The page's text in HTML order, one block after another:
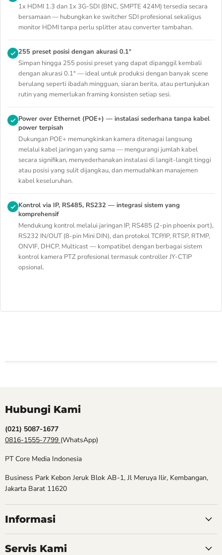
1x HDMI 1.3 dan 1x 3G-SDI (BNC, SMPTE 424M) tersedia secara
bersamaan — hubungkan ke switcher SDI profesional sekaligus
monitor HDMI tanpa perlu splitter atau converter tambahan.
255 preset posisi dengan akurasi 0.1°
Simpan hingga 255 posisi preset yang dapat dipanggil kembali
dengan akurasi 0.1° — ideal untuk produksi dengan banyak scene
berulang seperti ibadah mingguan, siaran berita, atau pertunjukan
rutin yang memerlukan framing konsisten setiap sesi.
Power over Ethernet (POE+) — instalasi sederhana tanpa kabel
power terpisah
Dukungan POE+ memungkinkan kamera ditenagai langsung
melalui kabel jaringan yang sama — mengurangi jumlah kabel
secara signifikan, menyederhanakan instalasi di langit-langit tinggi
atau posisi yang sulit dijangkau, dan memudahkan manajemen
kabel keseluruhan.
Kontrol via IP, RS485, RS232 — integrasi sistem yang
komprehensif
Mendukung kontrol melalui jaringan IP, RS485 (2-pin phoenix port),
RS232 IN/OUT (8-pin Mini DIN), dan protokol TCP/IP, RTSP, RTMP,
ONVIF, DHCP, Multicast — kompatibel dengan berbagai sistem
kontrol kamera PTZ profesional termasuk controller JY-CTIP
opsional.
Hubungi Kami
(021) 5087-1677
0816-1555-7799 (WhatsApp)
PT Core Media Indonesia
Business Park Kebon Jeruk Blok AB-1, Jl Meruya Ilir, Kembangan,
Jakarta Barat 11620
Informasi
Servis Kami